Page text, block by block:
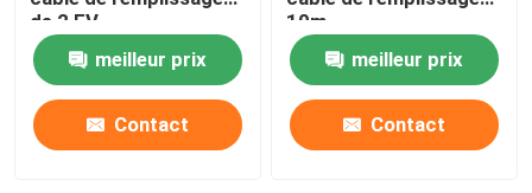
de 2 EV
meilleur prix
Contact
10m
meilleur prix
Contact